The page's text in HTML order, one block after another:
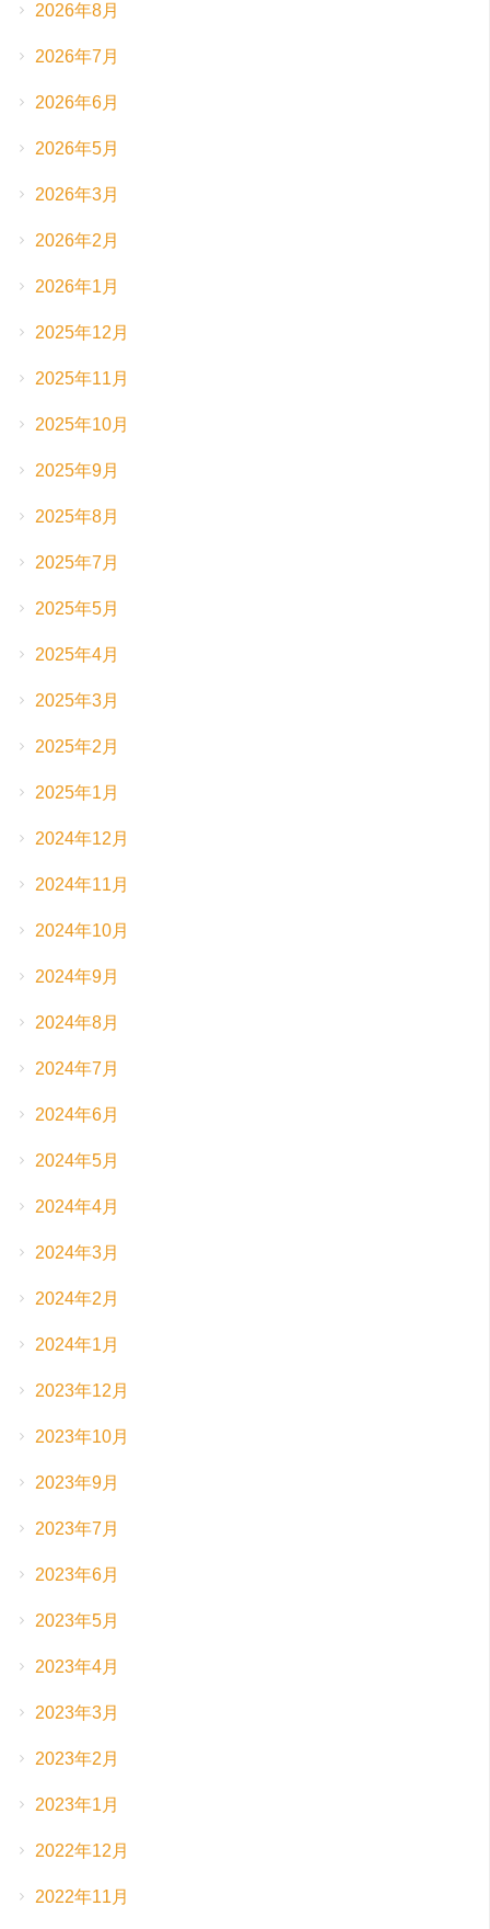
2026年8月
2026年7月
2026年6月
2026年5月
2026年3月
2026年2月
2026年1月
2025年12月
2025年11月
2025年10月
2025年9月
2025年8月
2025年7月
2025年5月
2025年4月
2025年3月
2025年2月
2025年1月
2024年12月
2024年11月
2024年10月
2024年9月
2024年8月
2024年7月
2024年6月
2024年5月
2024年4月
2024年3月
2024年2月
2024年1月
2023年12月
2023年10月
2023年9月
2023年7月
2023年6月
2023年5月
2023年4月
2023年3月
2023年2月
2023年1月
2022年12月
2022年11月